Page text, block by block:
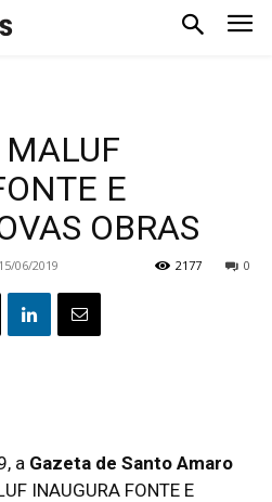
E
OBRAS
15/06/2019 0
2177
a Gazeta de Santo Amaro
INAUGURA FONTE E